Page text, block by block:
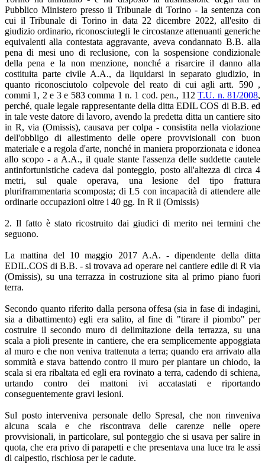
Pubblico Ministero presso il Tribunale di Torino - la sentenza con
cui il Tribunale di Torino in data 22 dicembre 2022, all'esito di
giudizio ordinario, riconosciutegli le circostanze attenuanti generiche
equivalenti alla contestata aggravante, aveva condannato B.B. alla
pena di mesi uno di reclusione, con la sospensione condizionale
della pena e la non menzione, nonché a risarcire il danno alla
costituita parte civile A.A., da liquidarsi in separato giudizio, in
quanto riconosciutolo colpevole del reato di cui agli artt. 590 ,
commi 1, 2 e 3 e 583 comma 1 n. 1 cod. pen., 112T.U. n. 81/2008,
perché, quale legale rappresentante della ditta EDIL COS di B.B. ed
in tale veste datore di lavoro, avendo la predetta ditta un cantiere sito
in R, via (Omissis), causava per colpa - consistita nella violazione
dell'obbligo di allestimento delle opere provvisionali con buon
materiale e a regola d'arte, nonché in maniera proporzionata e idonea
allo scopo - a A.A., il quale stante l'assenza delle suddette cautele
antinfortunistiche cadeva dal ponteggio, posto all'altezza di circa 4
metri, sul quale operava, una lesione del tipo frattura
pluriframmentaria scomposta; di L5 con incapacità di attendere alle
ordinarie occupazioni oltre i 40 gg. In R il (Omissis)
2. Il fatto è stato ricostruito dai giudici di merito nei termini che
seguono.
La mattina del 10 maggio 2017 A.A. - dipendente della ditta
EDIL.COS di B.B. - si trovava ad operare nel cantiere edile di R via
(Omissis), su una terrazza in costruzione sita al primo piano fuori
terra.
Secondo quanto riferito dalla persona offesa (sia in fase di indagini,
sia a dibattimento) egli era salito, al fine di "tirare il piombo" per
costruire il secondo muro di delimitazione della terrazza, su una
scala a pioli presente in cantiere, che era semplicemente appoggiata
al muro e che non veniva trattenuta a terra; quando era arrivato alla
sommità e stava battendo contro il muro per piantare un chiodo, la
scala si era ribaltata ed egli era rovinato a terra, cadendo di schiena,
urtando contro dei mattoni ivi accatastati e riportando
conseguentemente gravi lesioni.
Sul posto interveniva personale dello Spresal, che non rinveniva
alcuna scala e che riscontrava delle carenze nelle opere
provvisionali, in particolare, sul ponteggio che si usava per salire in
quota, che era privo di parapetti e che presentava una luce tra le assi
di calpestio, rischiosa per le cadute.